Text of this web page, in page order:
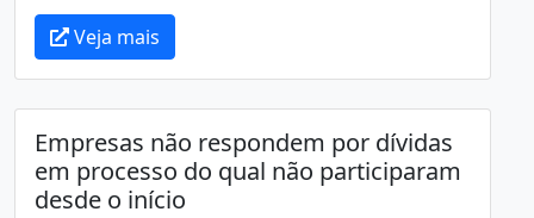
Veja mais
Empresas não respondem por dívidas
em processo do qual não participaram
desde o início